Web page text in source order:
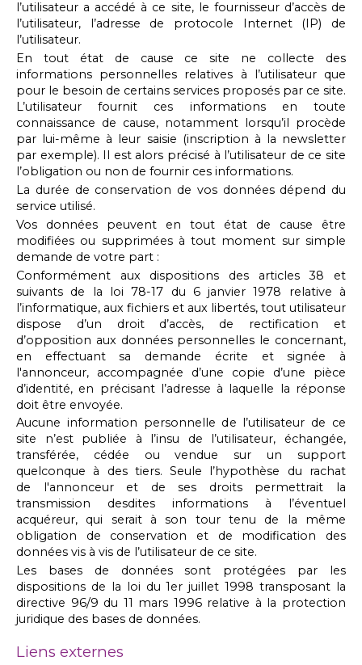
l’utilisateur a accédé à ce site, le fournisseur d’accès de
l’utilisateur, l’adresse de protocole Internet (IP) de
l’utilisateur.
En tout état de cause ce site ne collecte des
informations personnelles relatives à l’utilisateur que
pour le besoin de certains services proposés par ce site.
L’utilisateur fournit ces informations en toute
connaissance de cause, notamment lorsqu’il procède
par lui-même à leur saisie (inscription à la newsletter
par exemple). Il est alors précisé à l’utilisateur de ce site
l’obligation ou non de fournir ces informations.
La durée de conservation de vos données dépend du
service utilisé.
Vos données peuvent en tout état de cause être
modifiées ou supprimées à tout moment sur simple
demande de votre part :
Conformément aux dispositions des articles 38 et
suivants de la loi 78-17 du 6 janvier 1978 relative à
l’informatique, aux fichiers et aux libertés, tout utilisateur
dispose d’un droit d’accès, de rectification et
d’opposition aux données personnelles le concernant,
en effectuant sa demande écrite et signée à
l'annonceur, accompagnée d’une copie d’une pièce
d’identité, en précisant l’adresse à laquelle la réponse
doit être envoyée.
Aucune information personnelle de l’utilisateur de ce
site n’est publiée à l’insu de l’utilisateur, échangée,
transférée, cédée ou vendue sur un support
quelconque à des tiers. Seule l’hypothèse du rachat
de l'annonceur et de ses droits permettrait la
transmission desdites informations à l’éventuel
acquéreur, qui serait à son tour tenu de la même
obligation de conservation et de modification des
données vis à vis de l’utilisateur de ce site.
Les bases de données sont protégées par les
dispositions de la loi du 1er juillet 1998 transposant la
directive 96/9 du 11 mars 1996 relative à la protection
juridique des bases de données.
Liens externes